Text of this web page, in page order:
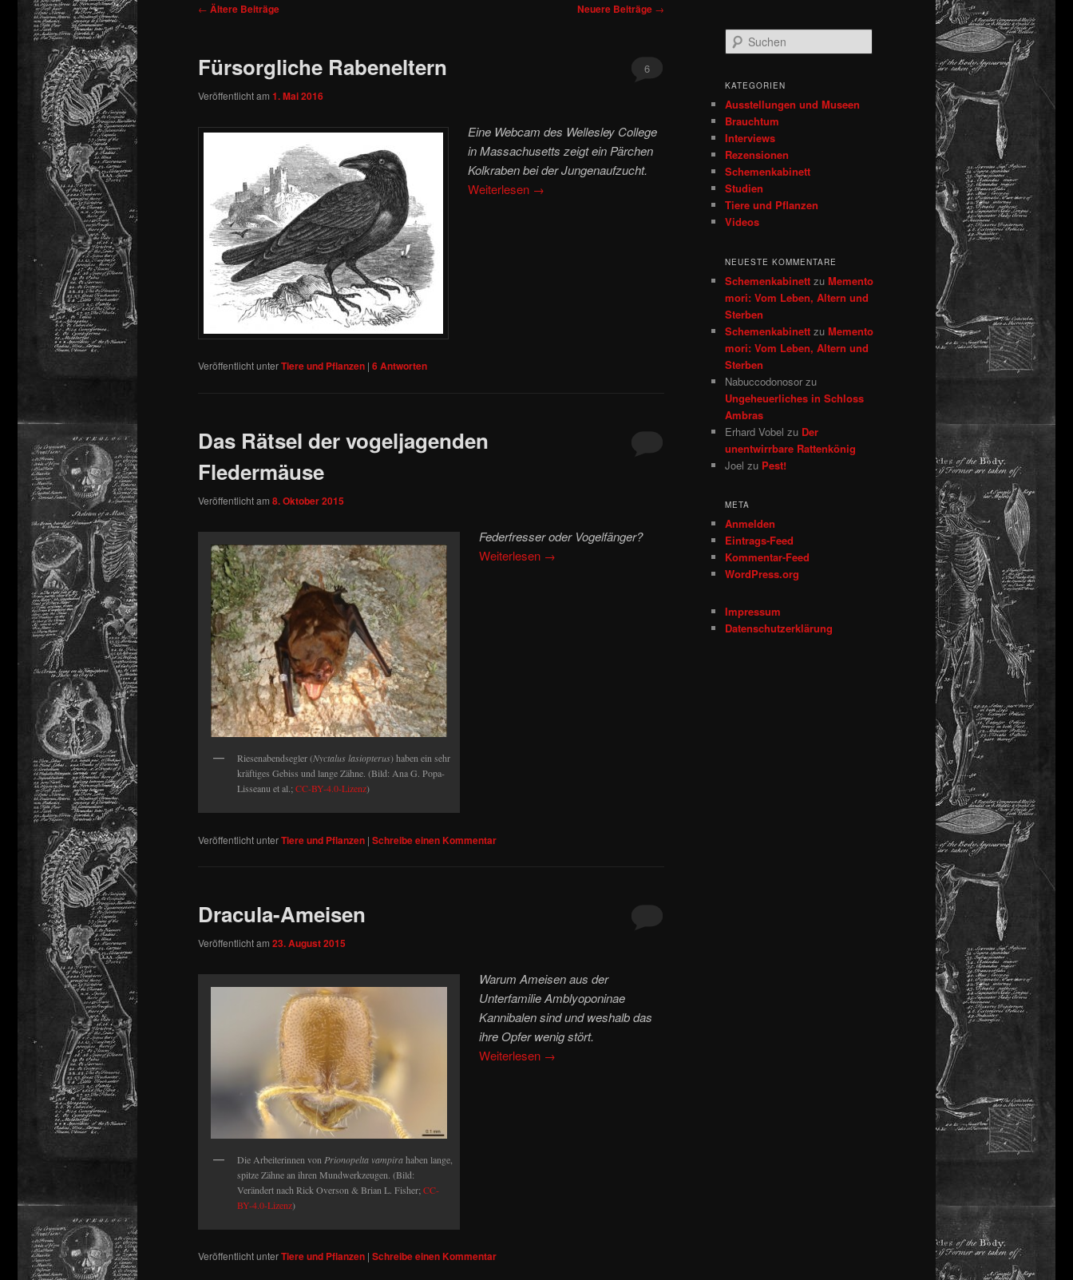
Beitragsnavigation
← Ältere Beiträge Neuere Beiträge →
Fürsorgliche Rabeneltern
Veröffentlicht am 1. Mai 2016
6
Eine Webcam des Wellesley College
in Massachusetts zeigt ein Pärchen
Kolkraben bei der Jungenaufzucht.
Weiterlesen →
Veröffentlicht unterTiere und Pflanzen | 6Antworten
Das Rätsel der vogeljagenden
Fledermäuse
Veröffentlicht am 8. Oktober 2015
Riesenabendsegler (Nyctalus lasiopterus) haben ein sehr
kräftiges Gebiss und lange Zähne. (Bild: Ana G. Popa-
Lisseanu et al.; CC-BY-4.0-Lizenz)
Federfresser oder Vogelfänger?
Weiterlesen →
Veröffentlicht unterTiere und Pflanzen | Schreibe einen Kommentar
Dracula-Ameisen
Veröffentlicht am 23. August 2015
Die Arbeiterinnen von Prionopelta vampirahaben lange,
spitze Zähne an ihren Mundwerkzeugen. (Bild:
Verändert nach Rick Overson & Brian L. Fisher; CC-
BY-4.0-Lizenz)
Warum Ameisen aus der
Unterfamilie Amblyoponinae
Kannibalen sind und weshalb das
ihre Opfer wenig stört.
Weiterlesen →
Veröffentlicht unterTiere und Pflanzen | Schreibe einen Kommentar
u
h
n
KATEGORIEN
Ausstellungen und Museen
Brauchtum
Interviews
Rezensionen
Schemenkabinett
Studien
Tiere und Pflanzen
Videos
NEUESTE KOMMENTARE
Schemenkabinett zu Memento
mori: Vom Leben, Altern und
Sterben
Schemenkabinett zu Memento
mori: Vom Leben, Altern und
Sterben
Nabuccodonosor zu
Ungeheuerliches in Schloss
Ambras
Erhard Vobel zu Der
unentwirrbare Rattenkönig
Joel zu Pest!
META
Anmelden
Eintrags-Feed
Kommentar-Feed
WordPress.org
Impressum
Datenschutzerklärung